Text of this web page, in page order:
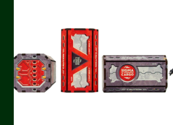
Validation de la commande